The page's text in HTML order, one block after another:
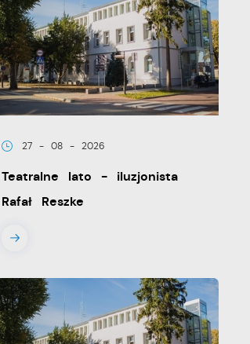
27 - 08 - 2026
Teatralne lato - iluzjonista
Rafał Reszke